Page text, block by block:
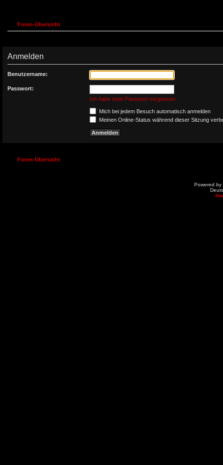
Foren-Übersicht
Anmelden
Benutzername:
Passwort:
Ich habe mein Passwort vergessen
Mich bei jedem Besuch automatisch anmelden
Meinen Online-Status während dieser Sitzung
Foren-Übersicht
Powered by